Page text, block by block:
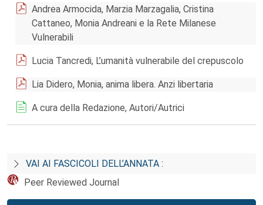
Andrea Armocida, Marzia Marzagalia, Cristina
Cattaneo, Monia Andreani e la Rete Milanese
Vulnerabili
Lucia Tancredi, L’umanità vulnerabile del crepuscolo
Lia Didero, Monia, anima libera. Anzi libertaria
A cura della Redazione, Autori/Autrici
VAI AI FASCICOLI DELL’ANNATA :
Peer Reviewed Journal